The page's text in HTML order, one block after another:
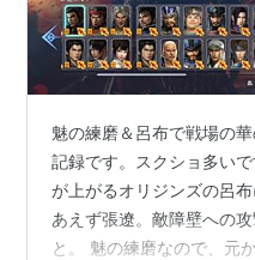
魅の練磨＆呂布で戦場の
記録です。スクショ多い
が上がるオリジンズの呂
あえず張遼。敵障壁への
と。 魅の練磨なので、元